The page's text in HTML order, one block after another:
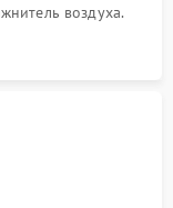
воздуха.